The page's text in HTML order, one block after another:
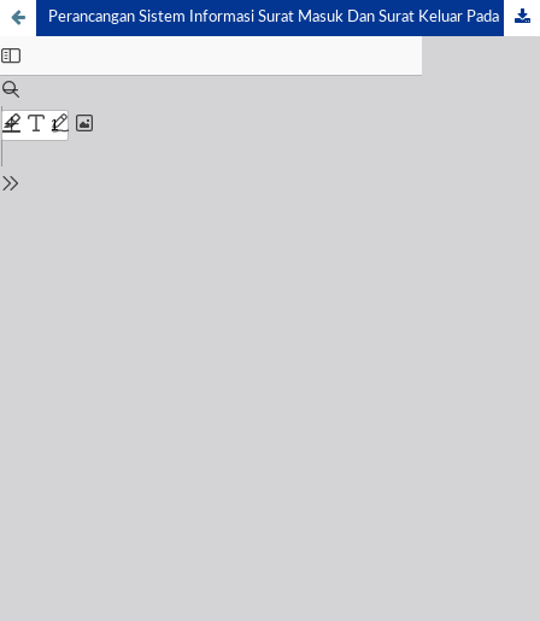
Perancangan Sistem Informasi Surat Masuk Dan Surat Keluar Pada PT. PP London Sumatra Indonesia Tbk Gunung Malayu Estate